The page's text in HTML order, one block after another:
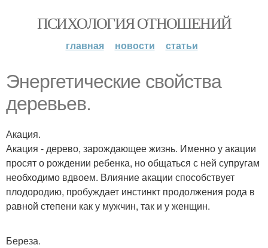
ПСИХОЛОГИЯ ОТНОШЕНИЙ
главная новости статьи
Энергетические свойства
деревьев.
Акация.
Акация - дерево, зарождающее жизнь. Именно у акации
просят о рождении ребенка, но общаться с ней супругам
необходимо вдвоем. Влияние акации способствует
плодородию, пробуждает инстинкт продолжения рода в
равной степени как у мужчин, так и у женщин.
Береза.